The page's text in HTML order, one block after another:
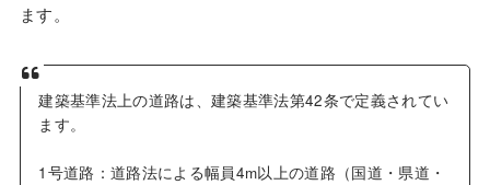
ます。
建築基準法上の道路は、建築基準法第42条で定義されてい
ます。
1号道路：道路法による幅員4m以上の道路（国道・県道・